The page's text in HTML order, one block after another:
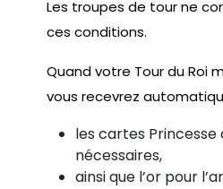
Les troupes de tour ne
ces conditions.
Quand votre Tour du Roi
vous recevrez
les cartes Princesse
nécessaires,
ainsi que l’or pour